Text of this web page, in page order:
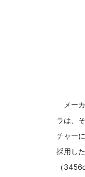
メーカ
ラは、
チャー
採用し
（